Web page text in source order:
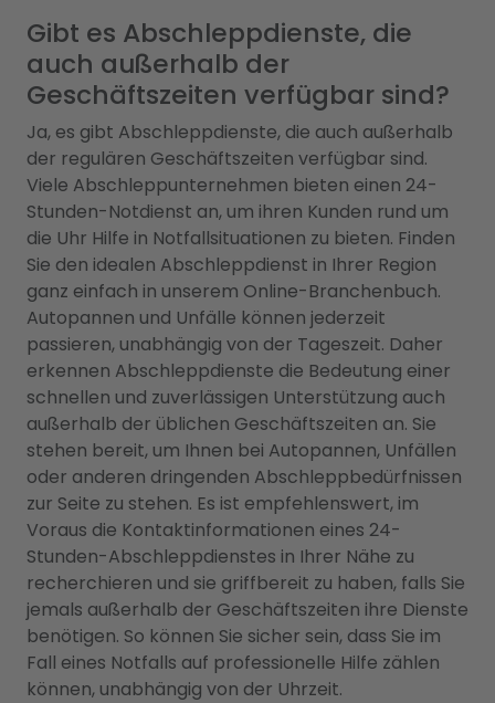
Gibt es Abschleppdienste, die
auch außerhalb der
Geschäftszeiten verfügbar sind?
Ja, es gibt Abschleppdienste, die auch außerhalb
der regulären Geschäftszeiten verfügbar sind.
Viele Abschleppunternehmen bieten einen 24-
Stunden-Notdienst an, um ihren Kunden rund um
die Uhr Hilfe in Notfallsituationen zu bieten. Finden
Sie den idealen Abschleppdienst in Ihrer Region
ganz einfach in unserem Online-Branchenbuch.
Autopannen und Unfälle können jederzeit
passieren, unabhängig von der Tageszeit. Daher
erkennen Abschleppdienste die Bedeutung einer
schnellen und zuverlässigen Unterstützung auch
außerhalb der üblichen Geschäftszeiten an. Sie
stehen bereit, um Ihnen bei Autopannen, Unfällen
oder anderen dringenden Abschleppbedürfnissen
zur Seite zu stehen. Es ist empfehlenswert, im
Voraus die Kontaktinformationen eines 24-
Stunden-Abschleppdienstes in Ihrer Nähe zu
recherchieren und sie griffbereit zu haben, falls Sie
jemals außerhalb der Geschäftszeiten ihre Dienste
benötigen. So können Sie sicher sein, dass Sie im
Fall eines Notfalls auf professionelle Hilfe zählen
können, unabhängig von der Uhrzeit.